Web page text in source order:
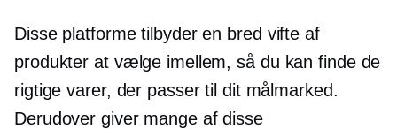
Disse platforme tilbyder en bred vifte af
produkter at vælge imellem, så du kan finde de
rigtige varer, der passer til dit målmarked.
Derudover giver mange af disse